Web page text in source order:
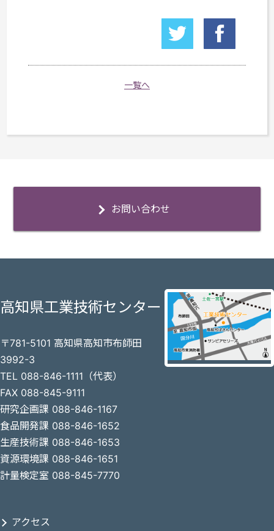
一覧へ
お問い合わせ
高知県工業技術センター
〒781-5101 高知県高知市布師田
3992-3
TEL 088-846-1111（代表）
FAX 088-845-9111
研究企画課 088-846-1167
食品開発課 088-846-1652
生産技術課 088-846-1653
資源環境課 088-846-1651
計量検定室 088-845-7770
アクセス